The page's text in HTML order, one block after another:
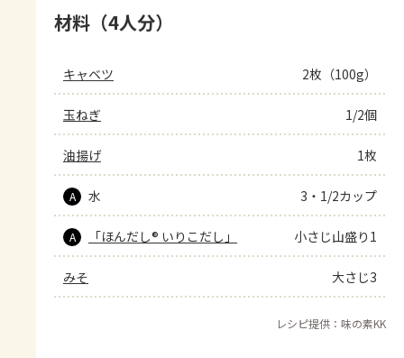
材料（4人分）
キャベツ 2枚（100g）
玉ねぎ 1/2個
油揚げ 1枚
A 水 3・1/2カップ
A 「ほんだし® いりこだし」 小さじ山盛り1
みそ 大さじ3
レシピ提供：味の素KK